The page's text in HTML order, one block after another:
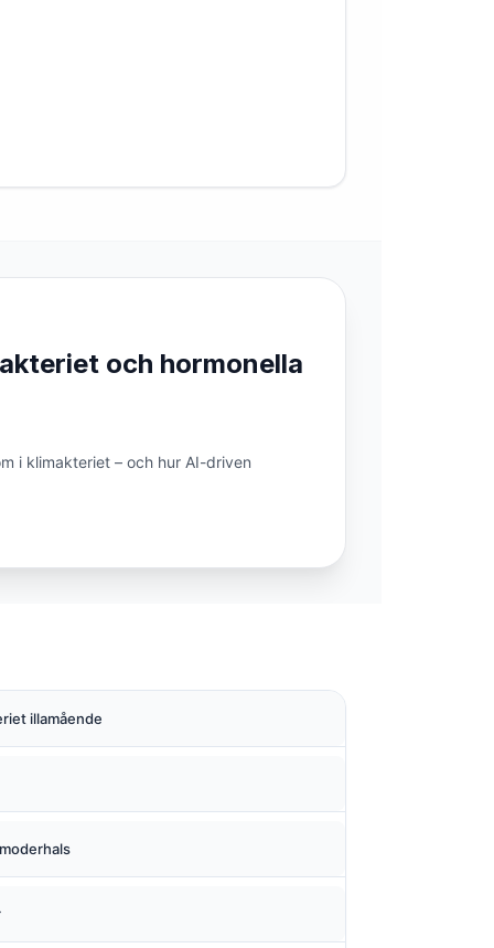
och hormonella
i klimakteriet – och hur AI-driven
illamående